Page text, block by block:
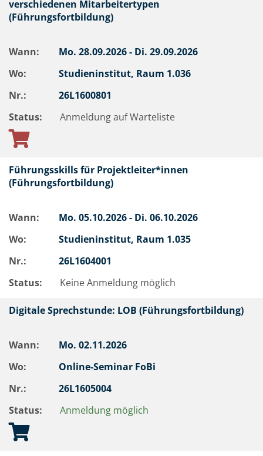
verschiedenen Mitarbeitertypen
(Führungsfortbildung)
Wann: Mo. 28.09.2026 - Di. 29.09.2026
Wo:
Studieninstitut, Raum 1.036
Nr.:
26L1600801
Status:
Anmeldung auf Warteliste
Führungsskills für Projektleiter*innen
(Führungsfortbildung)
Wann: Mo. 05.10.2026 - Di. 06.10.2026
Wo:
Studieninstitut, Raum 1.035
Nr.:
26L1604001
Status:
Keine Anmeldung möglich
Digitale Sprechstunde: LOB (Führungsfortbildung)
Wann: Mo. 02.11.2026
Wo:
Online-Seminar FoBi
Nr.:
26L1605004
Status:
Anmeldung möglich